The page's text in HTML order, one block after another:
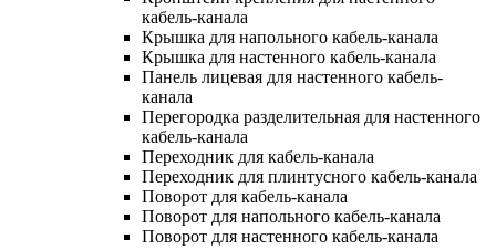
кабель-канала
Крышка для напольного кабель-канала
Крышка для настенного кабель-канала
Панель лицевая для настенного кабель-
канала
Перегородка разделительная для настенного
кабель-канала
Переходник для кабель-канала
Переходник для плинтусного кабель-канала
Поворот для кабель-канала
Поворот для напольного кабель-канала
Поворот для настенного кабель-канала